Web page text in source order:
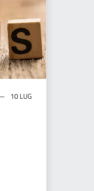
10 LUG